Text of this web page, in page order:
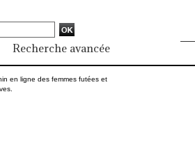
Recherche avancée